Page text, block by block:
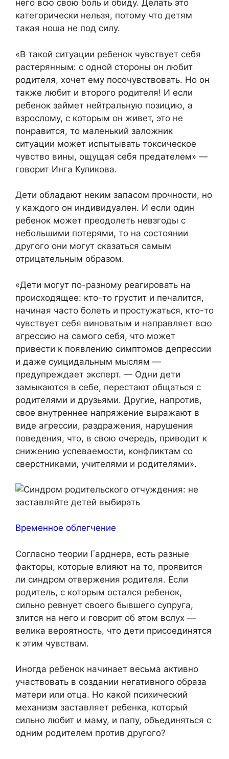
него всю свою боль и обиду. Делать это
категорически нельзя, потому что детям
такая ноша не под силу.
«В такой ситуации ребенок чувствует себя
растерянным: с одной стороны он любит
родителя, хочет ему посочувствовать. Но он
также любит и второго родителя! И если
ребенок займет нейтральную позицию, а
взрослому, с которым он живет, это не
понравится, то маленький заложник
ситуации может испытывать токсическое
чувство вины, ощущая себя предателем» —
говорит Инга Куликова.
Дети обладают неким запасом прочности, но
у каждого он индивидуален. И если один
ребенок может преодолеть невзгоды с
небольшими потерями, то на состоянии
другого они могут сказаться самым
отрицательным образом.
«Дети могут по-разному реагировать на
происходящее: кто-то грустит и печалится,
начиная часто болеть и простужаться, кто-то
чувствует себя виноватым и направляет всю
агрессию на самого себя, что может
привести к появлению симптомов депрессии
и даже суицидальным мыслям —
предупреждает эксперт. — Одни дети
замыкаются в себе, перестают общаться с
родителями и друзьями. Другие, напротив,
свое внутреннее напряжение выражают в
виде агрессии, раздражения, нарушения
поведения, что, в свою очередь, приводит к
снижению успеваемости, конфликтам со
сверстниками, учителями и родителями».
Временное облегчение
Согласно теории Гарднера, есть разные
факторы, которые влияют на то, проявится
ли синдром отвержения родителя. Если
родитель, с которым остался ребенок,
сильно ревнует своего бывшего супруга,
злится на него и говорит об этом вслух —
велика вероятность, что дети присоединятся
к этим чувствам.
Иногда ребенок начинает весьма активно
участвовать в создании негативного образа
матери или отца. Но какой психический
механизм заставляет ребенка, который
сильно любит и маму, и папу, объединяться с
одним родителем против другого?